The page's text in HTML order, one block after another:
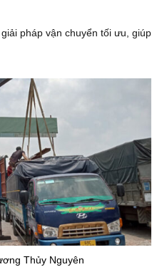
pháp vận chuyển tối ưu, giúp
Thủy Nguyên